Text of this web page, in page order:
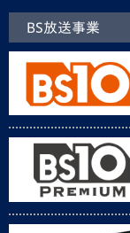
BS放送事業